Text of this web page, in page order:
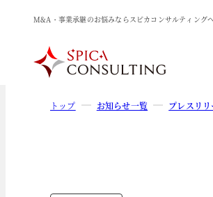
M&A・事業承継のお悩みならスピカコンサルティング
トップ お知らせ一覧 プレスリリ